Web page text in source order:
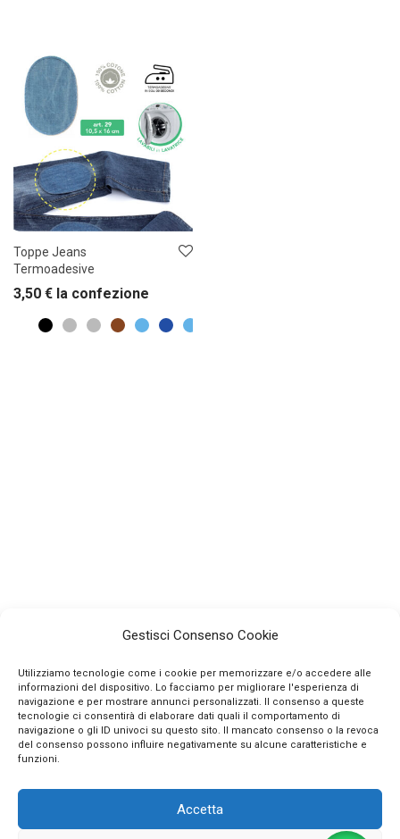
Gestisci Consenso Cookie
Utilizziamo tecnologie come i cookie per memorizzare e/o accedere alle
informazioni del dispositivo. Lo facciamo per migliorare l'esperienza di
navigazione e per mostrare annunci personalizzati. Il consenso a queste
tecnologie ci consentirà di elaborare dati quali il comportamento di
navigazione o gli ID univoci su questo sito. Il mancato consenso o la revoca
del consenso possono influire negativamente su alcune caratteristiche e
funzioni.
Accetta
Toppe Jeans
Termoadesive
3,50 € la confezione
INFO
SEGUICI SUI SOCIAL